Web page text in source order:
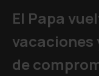
El Papa
vacaciones
de